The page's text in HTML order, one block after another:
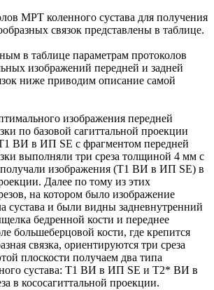
МРТ коленного сустава для получения
связок представлены в таблице.
в таблице параметрам протоколов
изображений передней и задней
ниже приводим описание самой
изображения передней
по базовой сагиттальной проекции
Т1 ВИ в ИП SE с фрагментом передней
выполняли три среза толщиной 4 мм с
изображения (T1 BИ в ИП SE) в
Далее по тому из этих
на котором было изображение
сустава и были видны задневнутренний
бедренной кости и переднее
большеберцовой кости, где крепится
связка, ориентируются три среза
плоскости получаем два типа
сустава: Т1 ВИ в ИП SE и Т2* ВИ в
в кососагиттальной проекции.